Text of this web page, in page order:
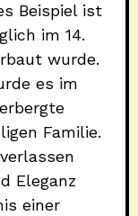
Beispiel ist
im 14.
wurde.
es im
Familie.
Eleganz
einer